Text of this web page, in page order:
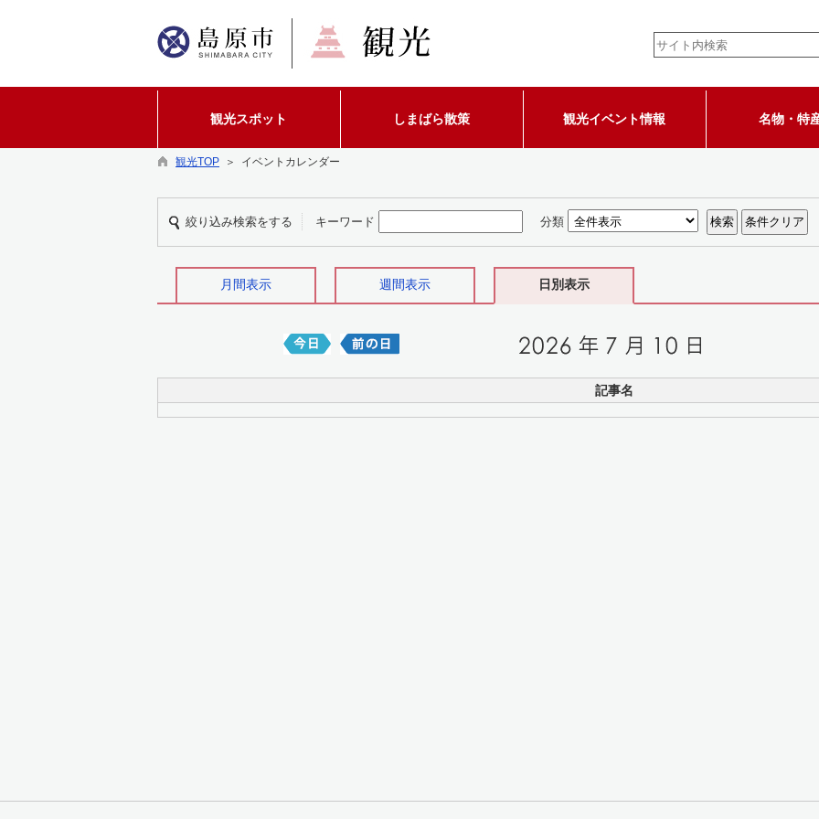
観光スポット しまばら散策 観光イベント情報 名物・特
観光TOP ＞ イベントカレンダー
絞り込み検索をする キーワード 分類
月間表示 週間表示 日別表示
記事名